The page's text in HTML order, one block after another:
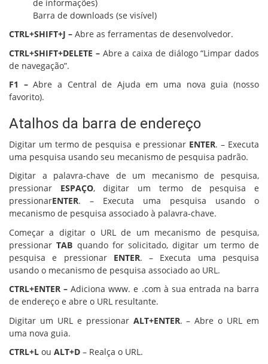
de informações)
Barra de downloads (se visível)
CTRL+SHIFT+J – Abre as ferramentas de desenvolvedor.
CTRL+SHIFT+DELETE – Abre a caixa de diálogo “Limpar dados
de navegação”.
F1 –Abre a Central de Ajuda em uma nova guia (nosso
favorito).
Atalhos da barra de endereço
Digitar um termo de pesquisa e pressionar ENTER. – Executa
uma pesquisa usando seu mecanismo de pesquisa padrão.
Digitar a palavra-chave de um mecanismo de pesquisa,
pressionar ESPAÇO, digitar um termo de pesquisa e
pressionarENTER. – Executa uma pesquisa usando o
mecanismo de pesquisa associado à palavra-chave.
Começar a digitar o URL de um mecanismo de pesquisa,
pressionarTAB quando for solicitado, digitar um termo de
pesquisa e pressionar ENTER. – Executa uma pesquisa
usando o mecanismo de pesquisa associado ao URL.
CTRL+ENTER –Adiciona www. e .com à sua entrada na barra
de endereço e abre o URL resultante.
Digitar um URL e pressionar ALT+ENTER. – Abre o URL em
uma nova guia.
CTRL+L ou ALT+D – Realça o URL.